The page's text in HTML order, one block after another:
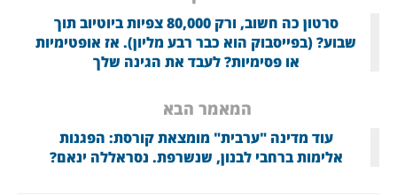
סרטון כה חשוב, ורק 80,000 צפיות ביוטיוב תוך
שבוע? (בפייסבוק הוא כבר רבע מליון). אז אופטימיות
או פסימיות? לעבד את הגינה שלך
המאמר הבא
עוד מדינה "ערבית" מומצאת קורסת: הפגנות
אלימות ברחבי לבנון, שנשרפת. נסראללה ינאם?